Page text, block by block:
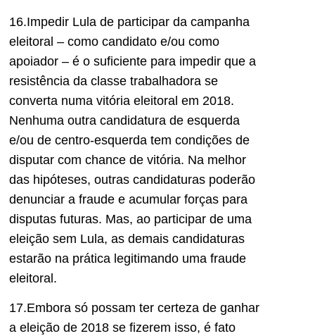
16.Impedir Lula de participar da campanha
eleitoral – como candidato e/ou como
apoiador – é o suficiente para impedir que a
resistência da classe trabalhadora se
converta numa vitória eleitoral em 2018.
Nenhuma outra candidatura de esquerda
e/ou de centro-esquerda tem condições de
disputar com chance de vitória. Na melhor
das hipóteses, outras candidaturas poderão
denunciar a fraude e acumular forças para
disputas futuras. Mas, ao participar de uma
eleição sem Lula, as demais candidaturas
estarão na prática legitimando uma fraude
eleitoral.
17.Embora só possam ter certeza de ganhar
a eleição de 2018 se fizerem isso, é fato